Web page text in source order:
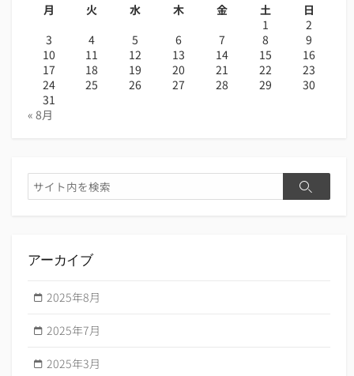
月
火 水 木 金 土
日
1
2
3
4 5 6 7 8
9
10
11 12 13 14 15
16
17
18 19 20 21 22
23
24
25 26 27 28 29
30
31
« 8月
検
索
検
アーカイブ
2025年8月
2025年7月
2025年3月